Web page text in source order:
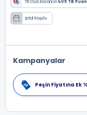
TB Club Kazancın509 TB Puan
İptal Koşulu
Kampanyalar
Peşin Fiyatına Ek